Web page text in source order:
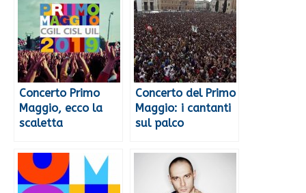
Concerto Primo
Maggio, ecco la
scaletta
Concerto del Primo
Maggio: i cantanti
sul palco